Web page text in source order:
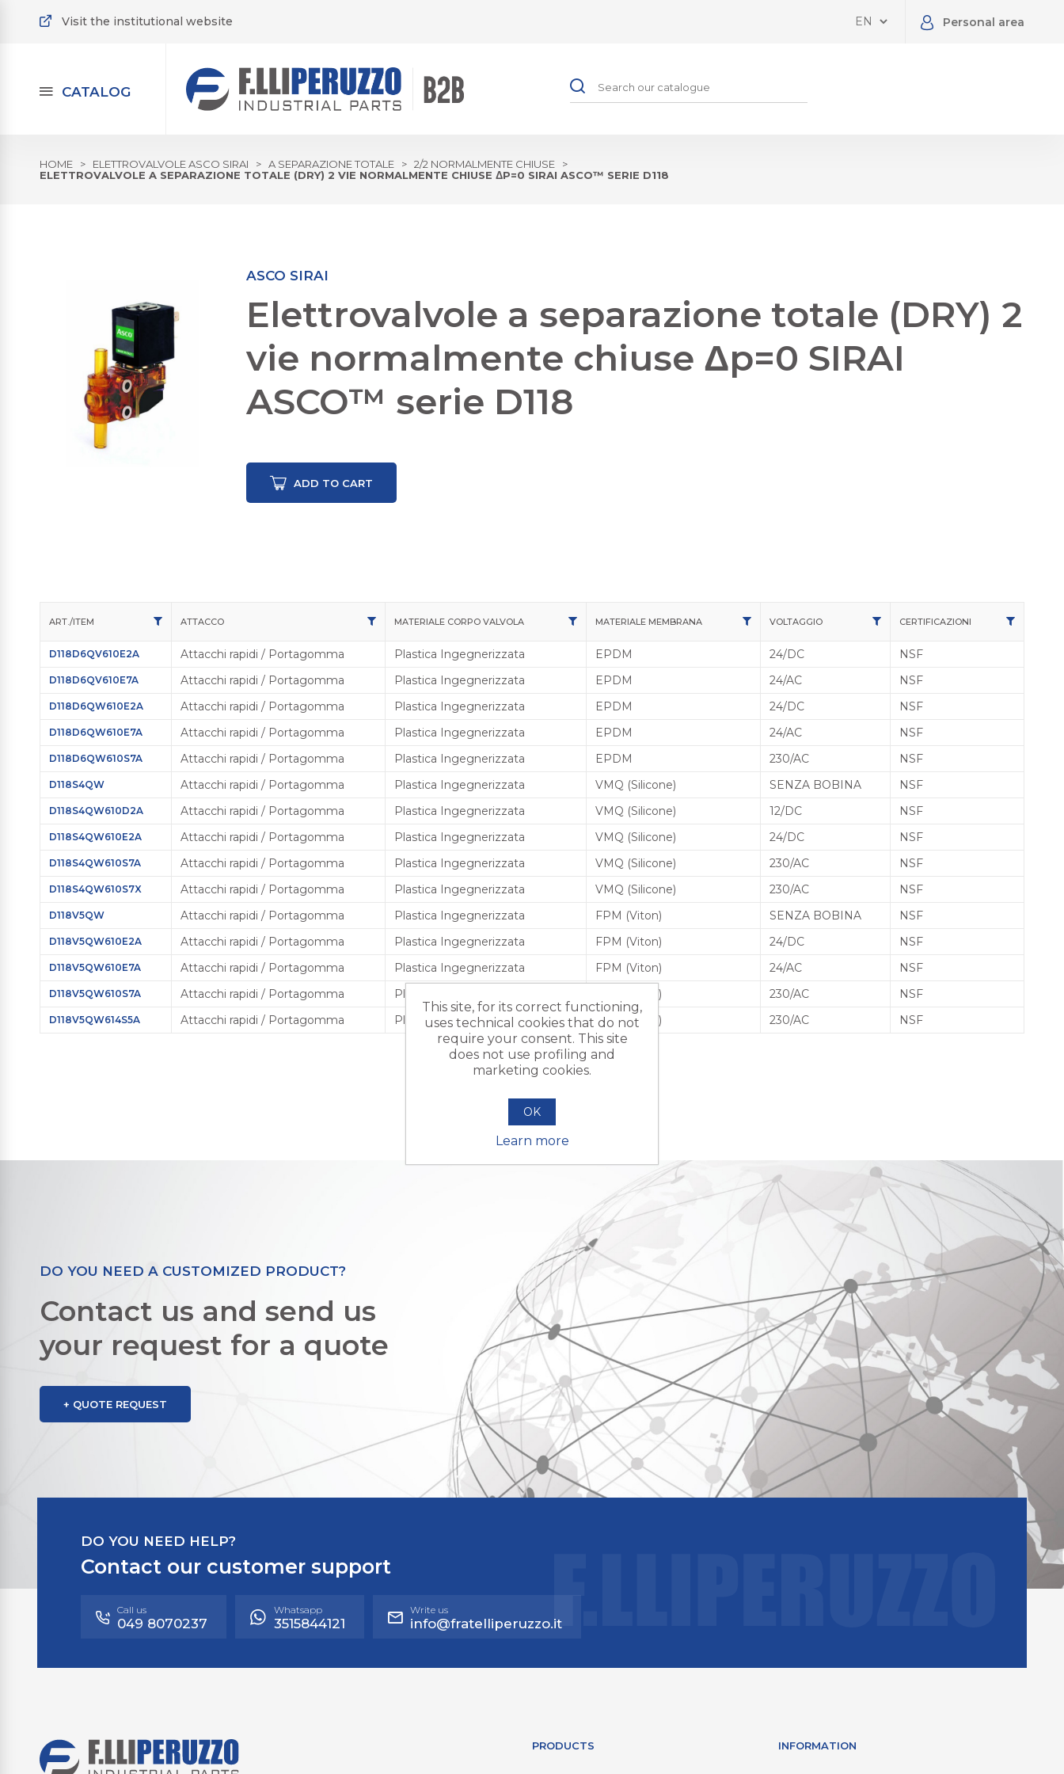
Visit the institutional website Personal area
CATALOG
HOME > ELETTROVALVOLE ASCO SIRAI > A SEPARAZIONE TOTALE > 2/2 NORMALMENTE CHIUSE
>
ELETTROVALVOLE A SEPARAZIONE TOTALE (DRY) 2 VIE NORMALMENTE CHIUSE ΔP=0 SIRAI ASCO™ SERIE D118
ASCO SIRAI
Elettrovalvole a separazione totale (DRY) 2
vie normalmente chiuse Δp=0 SIRAI
ASCO™ serie D118
ADD TO CART
ART./ITEM ATTACCO MATERIALE CORPO VALVOLA MATERIALE MEMBRANA VOLTAGGIO CERTIFICAZIONI
D118D6QV610E2A Attacchi rapidi / Portagomma Plastica Ingegnerizzata EPDM 24/DC NSF
D118D6QV610E7A Attacchi rapidi / Portagomma Plastica Ingegnerizzata EPDM 24/AC NSF
D118D6QW610E2A Attacchi rapidi / Portagomma Plastica Ingegnerizzata EPDM 24/DC NSF
D118D6QW610E7A Attacchi rapidi / Portagomma Plastica Ingegnerizzata EPDM 24/AC NSF
D118D6QW610S7A Attacchi rapidi / Portagomma Plastica Ingegnerizzata EPDM 230/AC NSF
D118S4QW Attacchi rapidi / Portagomma Plastica Ingegnerizzata VMQ (Silicone) SENZA BOBINA NSF
D118S4QW610D2A Attacchi rapidi / Portagomma Plastica Ingegnerizzata VMQ (Silicone) 12/DC NSF
D118S4QW610E2A Attacchi rapidi / Portagomma Plastica Ingegnerizzata VMQ (Silicone) 24/DC NSF
D118S4QW610S7A Attacchi rapidi / Portagomma Plastica Ingegnerizzata VMQ (Silicone) 230/AC NSF
D118S4QW610S7X Attacchi rapidi / Portagomma Plastica Ingegnerizzata VMQ (Silicone) 230/AC NSF
D118V5QW Attacchi rapidi / Portagomma Plastica Ingegnerizzata FPM (Viton) SENZA BOBINA NSF
D118V5QW610E2A Attacchi rapidi / Portagomma Plastica Ingegnerizzata FPM (Viton) 24/DC NSF
D118V5QW610E7A Attacchi rapidi / Portagomma Plastica Ingegnerizzata FPM (Viton) 24/AC NSF
D118V5QW610S7A Attacchi rapidi / Portagomma Plastica Ingegnerizzata FPM (Viton) 230/AC NSF
D118V5QW614S5A Attacchi rapidi / Portagomma Plastica Ingegnerizzata FPM (Viton) 230/AC NSF
DO YOU NEED A CUSTOMIZED PRODUCT?
Contact us and send us
your request for a quote
+ QUOTE REQUEST
DO YOU NEED HELP?
Contact our customer support
Call us
049 8070237
Whatsapp
3515844121
Write us
info@fratelliperuzzo.it
PRODUCTS INFORMATION
This site, for its correct functioning,
uses technical cookies that do not
require your consent. This site
does not use profiling and
marketing cookies.
OK
Learn more